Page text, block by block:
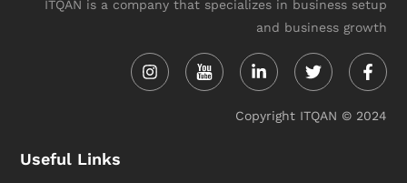
ITQAN is a company that specializes in business setup
and business growth
in f
Copyright ITQAN © 2024
Useful Links